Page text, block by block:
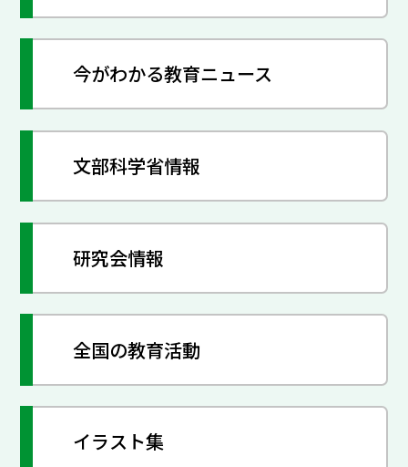
今がわかる教育ニュース
文部科学省情報
研究会情報
全国の教育活動
イラスト集